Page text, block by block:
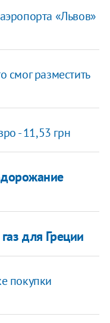
«Львов»
разместить
- 11,53 грн
для Греции
покупки